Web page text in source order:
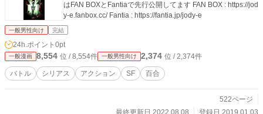
はFAN BOXとFantiaで先行公開してます FAN BOX : https://jod
y-e.fanbox.cc/ Fantia : https://fantia.jp/jody-e
一般男性向け 完結
24h.ポイント 0pt
一般漫画 8,554 位 / 8,554件 一般男性向け 2,374 位 / 2,374件
バトル シリアス アクション SF 百合
522ページ
最終更新日 2022.08.08
登録日 2019.01.03